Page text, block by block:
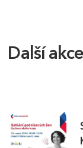
Další akce